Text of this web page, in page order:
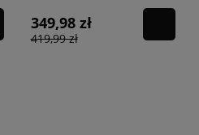
349,98 zł
419,99 zł